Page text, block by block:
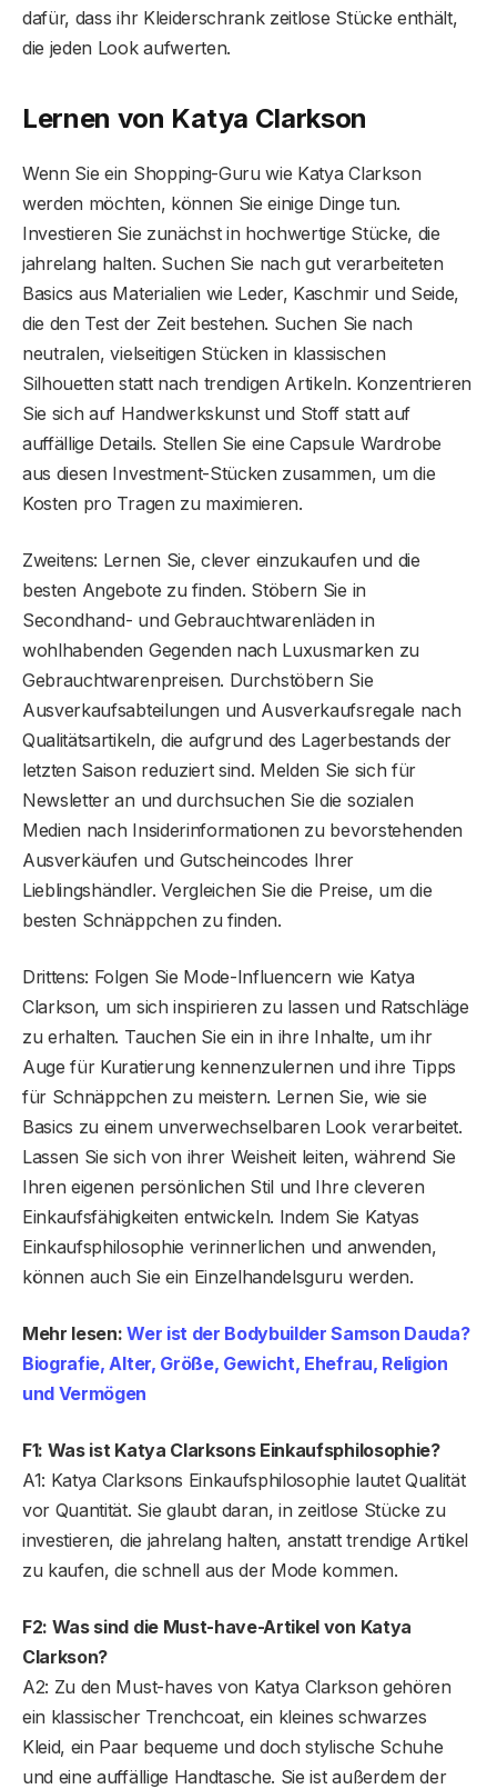
dafür, dass ihr Kleiderschrank zeitlose Stücke enthält,
die jeden Look aufwerten.
Lernen von Katya Clarkson
Wenn Sie ein Shopping-Guru wie Katya Clarkson
werden möchten, können Sie einige Dinge tun.
Investieren Sie zunächst in hochwertige Stücke, die
jahrelang halten. Suchen Sie nach gut verarbeiteten
Basics aus Materialien wie Leder, Kaschmir und Seide,
die den Test der Zeit bestehen. Suchen Sie nach
neutralen, vielseitigen Stücken in klassischen
Silhouetten statt nach trendigen Artikeln. Konzentrieren
Sie sich auf Handwerkskunst und Stoff statt auf
auffällige Details. Stellen Sie eine Capsule Wardrobe
aus diesen Investment-Stücken zusammen, um die
Kosten pro Tragen zu maximieren.
Zweitens: Lernen Sie, clever einzukaufen und die
besten Angebote zu finden. Stöbern Sie in
Secondhand- und Gebrauchtwarenläden in
wohlhabenden Gegenden nach Luxusmarken zu
Gebrauchtwarenpreisen. Durchstöbern Sie
Ausverkaufsabteilungen und Ausverkaufsregale nach
Qualitätsartikeln, die aufgrund des Lagerbestands der
letzten Saison reduziert sind. Melden Sie sich für
Newsletter an und durchsuchen Sie die sozialen
Medien nach Insiderinformationen zu bevorstehenden
Ausverkäufen und Gutscheincodes Ihrer
Lieblingshändler. Vergleichen Sie die Preise, um die
besten Schnäppchen zu finden.
Drittens: Folgen Sie Mode-Influencern wie Katya
Clarkson, um sich inspirieren zu lassen und Ratschläge
zu erhalten. Tauchen Sie ein in ihre Inhalte, um ihr
Auge für Kuratierung kennenzulernen und ihre Tipps
für Schnäppchen zu meistern. Lernen Sie, wie sie
Basics zu einem unverwechselbaren Look verarbeitet.
Lassen Sie sich von ihrer Weisheit leiten, während Sie
Ihren eigenen persönlichen Stil und Ihre cleveren
Einkaufsfähigkeiten entwickeln. Indem Sie Katyas
Einkaufsphilosophie verinnerlichen und anwenden,
können auch Sie ein Einzelhandelsguru werden.
Mehr lesen:Wer ist der Bodybuilder Samson Dauda?
Biografie, Alter, Größe, Gewicht, Ehefrau, Religion
und Vermögen
F1: Was ist Katya Clarksons Einkaufsphilosophie?
A1: Katya Clarksons Einkaufsphilosophie lautet Qualität
vor Quantität. Sie glaubt daran, in zeitlose Stücke zu
investieren, die jahrelang halten, anstatt trendige Artikel
zu kaufen, die schnell aus der Mode kommen.
F2: Was sind die Must-have-Artikel von Katya
Clarkson?
A2: Zu den Must-haves von Katya Clarkson gehören
ein klassischer Trenchcoat, ein kleines schwarzes
Kleid, ein Paar bequeme und doch stylische Schuhe
und eine auffällige Handtasche. Sie ist außerdem der